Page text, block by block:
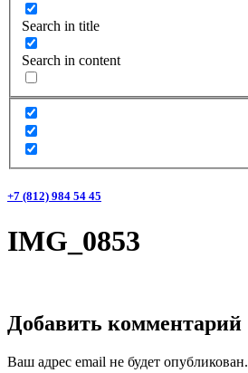
Search in title
Search in content
+7 (812) 984 54 45
IMG_0853
Добавить комментарий
Ваш адрес email не будет опубликован.